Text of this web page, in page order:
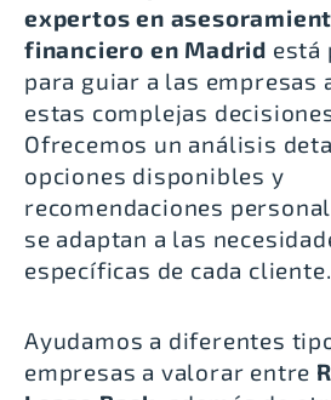
expertos en
financiero en Madrid está
para guiar a las empresas
estas complejas
Ofrecemos un análisis
opciones disponibles y
recomendaciones
se adaptan a las
específicas de cada cliente.
Ayudamos a diferentes
empresas a valorar entre